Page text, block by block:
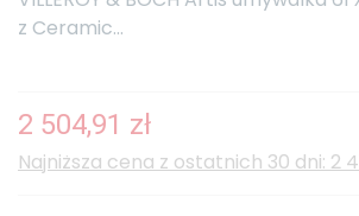
z Ceramic...
2 504,91 zł
Najniższa cena z ostatnich 30 dni: 2